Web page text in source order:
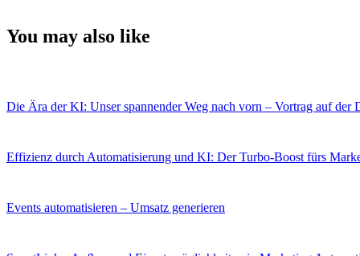
You may also like
Die Ära der KI: Unser spannender Weg nach vorn – Vortrag auf der
Effizienz durch Automatisierung und KI: Der Turbo-Boost fürs
Events automatisieren – Umsatz generieren